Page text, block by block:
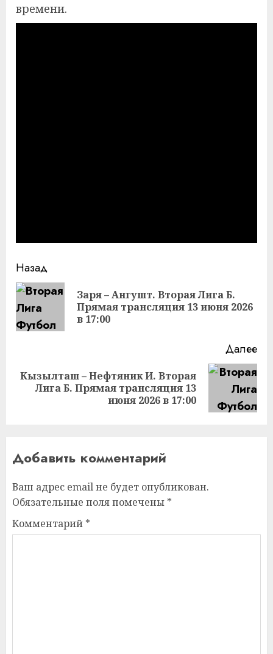
времени.
Продолжить
чтение
Назад
Заря – Ангушт. Вторая Лига Б.
Прямая трансляция 13 июня 2026
в 17:00
Далее
Следующая
Кызылташ – Нефтяник И. Вторая
Лига Б. Прямая трансляция 13
июня 2026 в 17:00
Добавить комментарий
Ваш адрес email не будет опубликован.
Обязательные поля помечены *
Комментарий *